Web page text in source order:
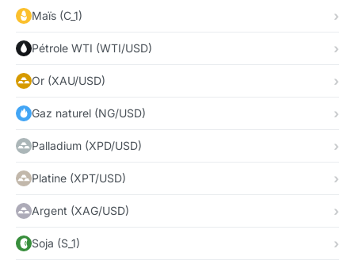
Maïs (C_1)
Pétrole WTI (WTI/USD)
Or (XAU/USD)
Gaz naturel (NG/USD)
Palladium (XPD/USD)
Platine (XPT/USD)
Argent (XAG/USD)
Soja (S_1)